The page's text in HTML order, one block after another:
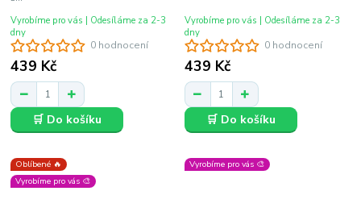
0 hodnocení
439 Kč
Vyrobíme pro vás | Odesíláme za 2-3
dny
🛒 Do košíku
0 hodnocení
439 Kč
Vyrobíme pro vás | Odesíláme za 2-3
dny
🛒 Do košíku
Oblíbené 🔥
Vyrobíme pro vás 🎨
Vyrobíme pro vás 🎨